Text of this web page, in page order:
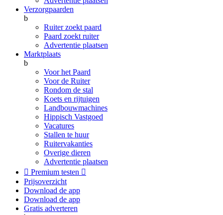
Verzorgpaarden
b
Ruiter zoekt paard
Paard zoekt ruiter
Advertentie plaatsen
Marktplaats
b
Voor het Paard
Voor de Ruiter
Rondom de stal
Koets en rijtuigen
Landbouwmachines
Hippisch Vastgoed
Vacatures
Stallen te huur
Ruitervakanties
Overige dieren
Advertentie plaatsen
 Premium testen 
Prijsoverzicht
Download de app
Download de app
Gratis adverteren